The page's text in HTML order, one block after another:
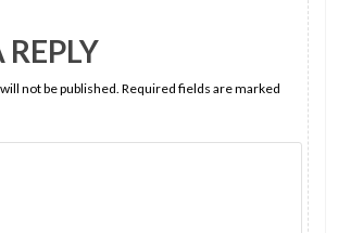
REPLY
not be published. Required fields are marked